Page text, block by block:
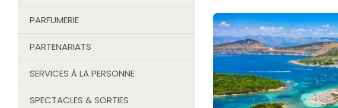
PARFUMERIE
PARTENARIATS
SERVICES À LA PERSONNE
SPECTACLES & SORTIES